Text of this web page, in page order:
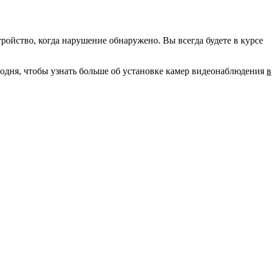
когда нарушение обнаружено. Вы всегда будете в курсе
чтобы узнать больше об установке камер видеонаблюдения в